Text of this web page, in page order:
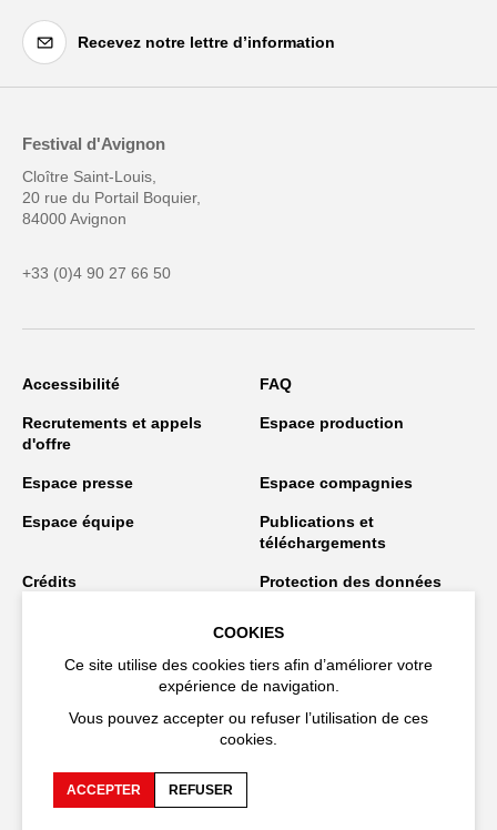
Recevez notre lettre d’information
Festival d'Avignon
Cloître Saint-Louis,
20 rue du Portail Boquier,
84000 Avignon
+33 (0)4 90 27 66 50
Accessibilité FAQ
Recrutements et appels
d'offre
Espace production
Espace presse Espace compagnies
Espace équipe
Publications et
téléchargements
Crédits
Protection des données
Restez connecté
COOKIES
Ce site utilise des cookies tiers afin d’améliorer votre
expérience de navigation.
Vous pouvez accepter ou refuser l’utilisation de ces
cookies.
ACCEPTER REFUSER